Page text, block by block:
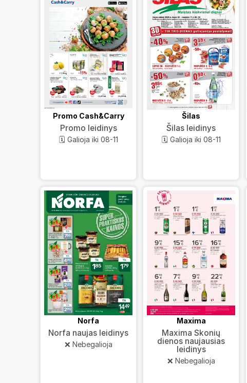
Promo Cash&Carry
Promo leidinys
🗓️ Galioja iki 08-11
Šilas
Šilas leidinys
🗓️ Galioja iki 08-11
Norfa
Norfa naujas leidinys
❌ Nebegalioja
Maxima
Maxima Skonių
dienos naujausias
leidinys
❌ Nebegalioja